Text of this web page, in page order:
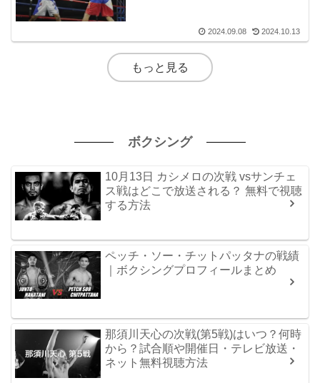
2024.09.08 2024.10.13
もっと見る
ボクシング
10月13日 カシメロの次戦 vsサンチェ
ス戦はどこで放送される？ 無料で視聴
する方法
ペッチ・ソー・チットパッタナの戦績
｜ボクシングプロフィールまとめ
那須川天心の次戦(第5戦)はいつ？何時
から？試合順や開催日・テレビ放送・
ネット無料視聴方法